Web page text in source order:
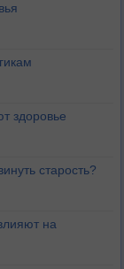
здоровье
старость?
на